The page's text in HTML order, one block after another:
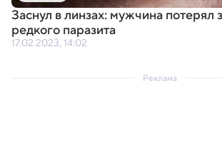
Заснул в линзах: мужчина потерял
редкого паразита
17.02.2023, 14:02
Реклама